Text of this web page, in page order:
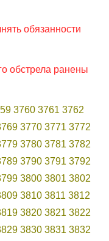
обязанности
обстрела ранены
3760 3761 3762
3770 3771 3772
3780 3781 3782
3790 3791 3792
3800 3801 3802
3810 3811 3812
3820 3821 3822
3830 3831 3832